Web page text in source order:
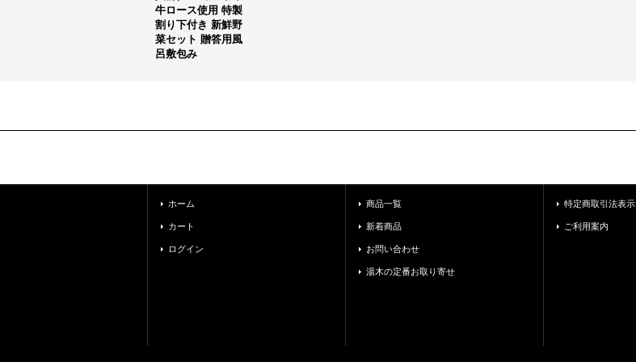
牛ロース使用 特製
割り下付き 新鮮野
菜セット 贈答用風
呂敷包み
ホーム
カート
ログイン
商品一覧
新着商品
お問い合わせ
湯木の定番お取り寄せ
特定商取引法表示
ご利用案内